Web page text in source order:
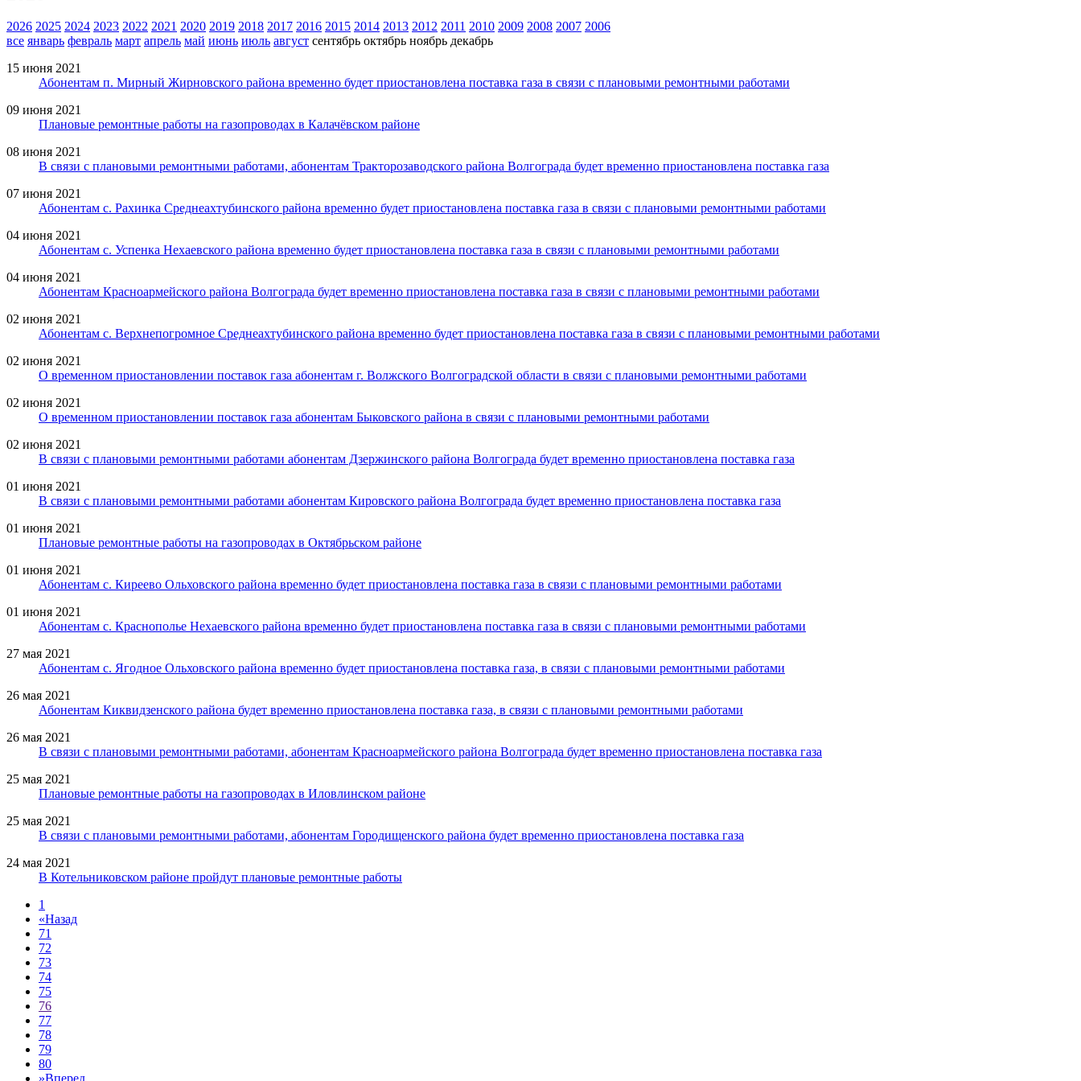
2026 2025 2024 2023 2022 2021 2020 2019 2018 2017 2016 2015 2014 2013 2012 2011 2010 2009 2008 2007 2006
все январь февраль март апрель май июнь июль август сентябрь октябрь ноябрь декабрь
15 июня 2021
Абонентам п. Мирный Жирновского района временно будет приостановлена поставка газа в связи с плановыми ремонтными работами
09 июня 2021
Плановые ремонтные работы на газопроводах в Калачёвском районе
08 июня 2021
В связи с плановыми ремонтными работами, абонентам Тракторозаводского района Волгограда будет временно приостановлена поставка газа
07 июня 2021
Абонентам с. Рахинка Среднеахтубинского района временно будет приостановлена поставка газа в связи с плановыми ремонтными работами
04 июня 2021
Абонентам с. Успенка Нехаевского района временно будет приостановлена поставка газа в связи с плановыми ремонтными работами
04 июня 2021
Абонентам Красноармейского района Волгограда будет временно приостановлена поставка газа в связи с плановыми ремонтными работами
02 июня 2021
Абонентам с. Верхнепогромное Среднеахтубинского района временно будет приостановлена поставка газа в связи с плановыми ремонтными работами
02 июня 2021
О временном приостановлении поставок газа абонентам г. Волжского Волгоградской области в связи с плановыми ремонтными работами
02 июня 2021
О временном приостановлении поставок газа абонентам Быковского района в связи с плановыми ремонтными работами
02 июня 2021
В связи с плановыми ремонтными работами абонентам Дзержинского района Волгограда будет временно приостановлена поставка газа
01 июня 2021
В связи с плановыми ремонтными работами абонентам Кировского района Волгограда будет временно приостановлена поставка газа
01 июня 2021
Плановые ремонтные работы на газопроводах в Октябрьском районе
01 июня 2021
Абонентам с. Киреево Ольховского района временно будет приостановлена поставка газа в связи с плановыми ремонтными работами
01 июня 2021
Абонентам с. Краснополье Нехаевского района временно будет приостановлена поставка газа в связи с плановыми ремонтными работами
27 мая 2021
Абонентам с. Ягодное Ольховского района временно будет приостановлена поставка газа, в связи с плановыми ремонтными работами
26 мая 2021
Абонентам Киквидзенского района будет временно приостановлена поставка газа, в связи с плановыми ремонтными работами
26 мая 2021
В связи с плановыми ремонтными работами, абонентам Красноармейского района Волгограда будет временно приостановлена поставка газа
25 мая 2021
Плановые ремонтные работы на газопроводах в Иловлинском районе
25 мая 2021
В связи с плановыми ремонтными работами, абонентам Городищенского района будет временно приостановлена поставка газа
24 мая 2021
В Котельниковском районе пройдут плановые ремонтные работы
1
«Назад
71
72
73
74
75
76
77
78
79
80
»Вперед